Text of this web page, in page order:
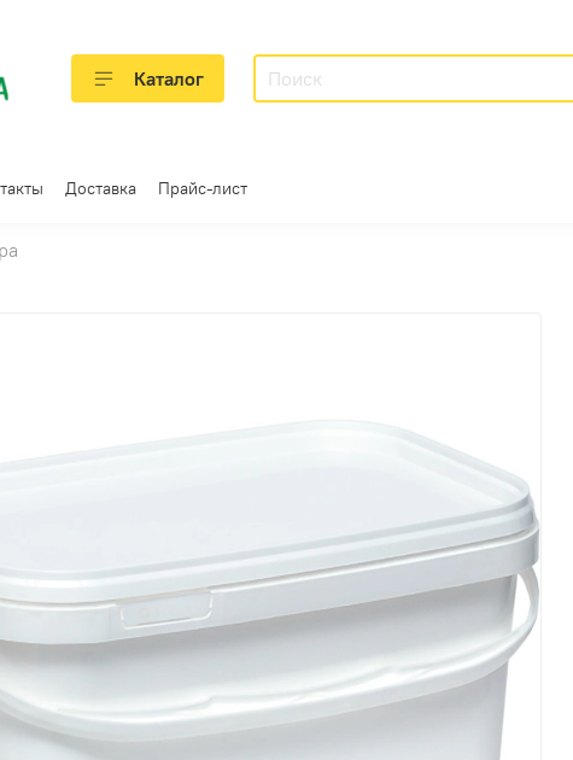
Каталог
Доставка Прайс-лист